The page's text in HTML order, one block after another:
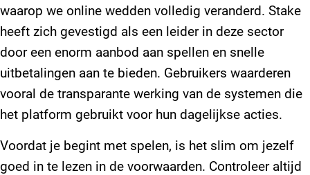
waarop we online wedden volledig veranderd. Stake
heeft zich gevestigd als een leider in deze sector
door een enorm aanbod aan spellen en snelle
uitbetalingen aan te bieden. Gebruikers waarderen
vooral de transparante werking van de systemen die
het platform gebruikt voor hun dagelijkse acties.
Voordat je begint met spelen, is het slim om jezelf
goed in te lezen in de voorwaarden. Controleer altijd
Impressum
Datenschutz